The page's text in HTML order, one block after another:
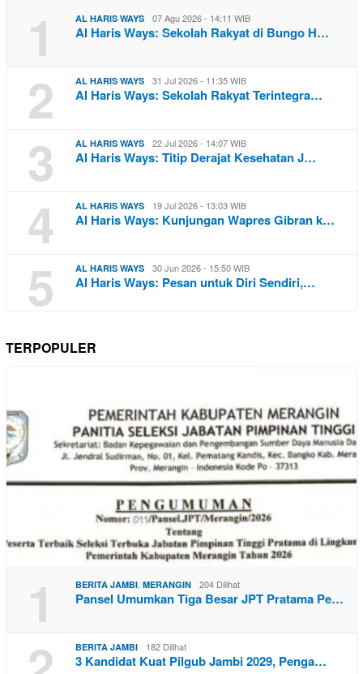
1 AL HARIS WAYS 07 Agu 2026 - 14:11 WIB
Al Haris Ways: Sekolah Rakyat di Bungo H…
2 AL HARIS WAYS 31 Jul 2026 - 11:35 WIB
Al Haris Ways: Sekolah Rakyat Terintegra…
3 AL HARIS WAYS 22 Jul 2026 - 14:07 WIB
Al Haris Ways: Titip Derajat Kesehatan J…
4 AL HARIS WAYS 19 Jul 2026 - 13:03 WIB
Al Haris Ways: Kunjungan Wapres Gibran k…
5 AL HARIS WAYS 30 Jun 2026 - 15:50 WIB
Al Haris Ways: Pesan untuk Diri Sendiri,…
TERPOPULER
1 BERITA JAMBI, MERANGIN 204 Dilihat
Pansel Umumkan Tiga Besar JPT Pratama Pe…
BERITA JAMBI 182 Dilihat
3 Kandidat Kuat Pilgub Jambi 2029, Penga…